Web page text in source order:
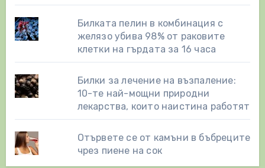
Билката пелин в комбинация с
желязо убива 98% от раковите
клетки на гърдата за 16 часа
Билки за лечение на възпаление:
10-те най-мощни природни
лекарства, които наистина работят
Отървете се от камъни в бъбреците
чрез пиене на сок